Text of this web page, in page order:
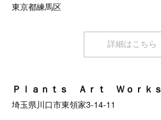
東京都練馬区
詳細はこちら
Ｐｌａｎｔｓ Ａｒｔ Ｗｏｒｋｓ
埼玉県川口市東領家3-14-11